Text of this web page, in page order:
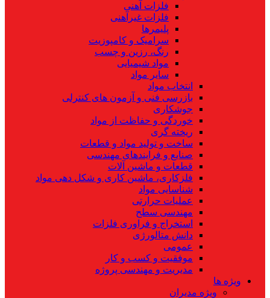
فلزات آهنی
فلزات غیرآهنی
پلیمرها
سرامیک و کامپوزیت
رنگ، رزین و چسب
مواد شیمیایی
سایر مواد
انتخاب مواد
بازرسی فنی و آزمون های کنترلی
جوشکاری
خوردگی و حفاظت از مواد
ریخته گری
ساخت و تولید مواد و قطعات
صنایع و فرایندهای مهندسی
قطعات و ماشین آلات
فلزکاری، ماشین کاری و شکل دهی مواد
شناسایی مواد
عملیات حرارتی
مهندسی سطح
استخراج و فراوری فلزات
دانش متالورژی
عمومی
موفقیت و کسب و کار
مدیریت و مهندسی پروژه
ویژه ها
ویژه مدیران